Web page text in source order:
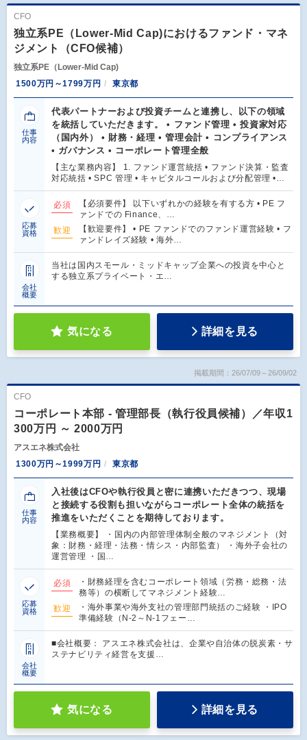
CFO
独立系PE（Lower-Mid Cap)におけるファンド・マネ
ジメント（CFO候補）
独立系PE（Lower-Mid Cap)
1500万円～1799万円
東京都
仕事
内容
代表パートナーおよび投資チームと連携し、以下の領域
を統括していただきます。 • ファンド管理 • 投資家対応
（国内外） • 財務・経理 • 管理会計 • コンプライアンス
• ガバナンス • コーポレート管理全般
【主な業務内容】 1. ファンド運営統括 • ファンド決算・監査
対応統括 • SPC 管理 • キャピタルコールおよび分配管理 •…
応募
資格
必須
【必須要件】 以下いずれかの経験を有する方 • PE フ
ァンドでの Finance、…
歓迎
【歓迎要件】 • PE ファンドでのファンド運営経験 • フ
ァンドレイズ経験 • 海外…
会社
概要
当社は国内スモール・ミッドキャップ企業への投資を中心と
する独立系プライベート・エ…
気になる 詳細を見る
掲載期間：26/07/09～26/09/02
CFO
コーポレート本部 - 管理部長（執行役員候補）／年収1
300万円 ～ 2000万円
アスエネ株式会社
1300万円～1999万円
東京都
仕事
内容
入社後はCFOや執行役員と密に連携いただきつつ、現場
と接続する役割も担いながらコーポレート全体の統括を
推進をいただくことを期待しております。
【業務概要】 ・国内の内部管理体制全般のマネジメント（対
象：財務・経理・法務・情シス・内部監査） ・海外子会社の
運営管理 ・国…
応募
資格
必須
・財務経理を含むコーポレート領域（労務・総務・法
務等）の横断してマネジメント経験…
歓迎
・海外事業や海外支社の管理部門統括のご経験 ・IPO
準備経験（N-2～N-1フェー…
会社
概要
■会社概要： アスエネ株式会社は、企業や自治体の脱炭素・サ
ステナビリティ経営を支援…
気になる 詳細を見る